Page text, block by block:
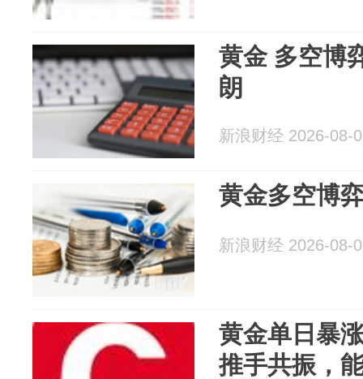
黄金 多空博
朗
新浪财经 2026-08-
黄金多空博
新浪财经 2026-08-
黄金单日暴
推手共振，